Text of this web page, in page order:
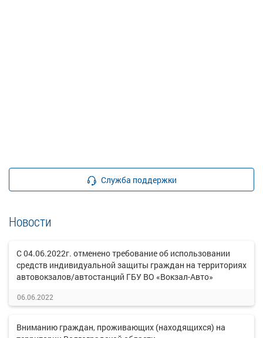
Служба поддержки
Новости
С 04.06.2022г. отменено требование об использовании
средств индивидуальной защиты граждан на территориях
автовокзалов/автостанций ГБУ ВО «Вокзал-Авто»
06.06.2022
Вниманию граждан, проживающих (находящихся) на